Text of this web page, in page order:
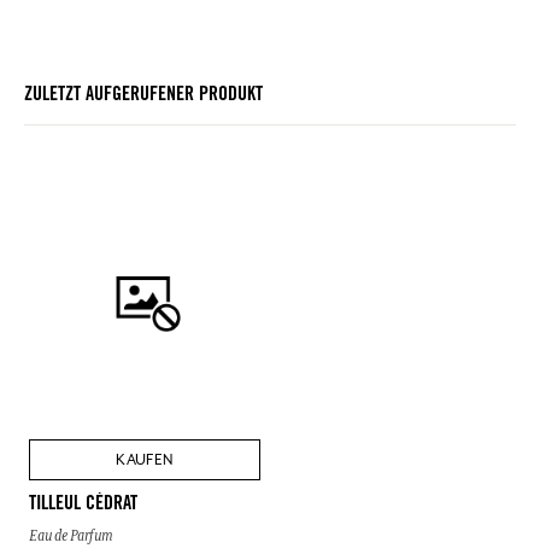
ZULETZT AUFGERUFENER PRODUKT
KAUFEN
TILLEUL CÉDRAT
Eau de Parfum